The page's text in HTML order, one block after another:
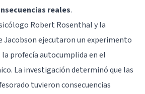
reales.
Robert Rosenthal y la
Jacobson ejecutaron un experimento
profecía autocumplida en el
La investigación determinó que las
tuvieron consecuencias